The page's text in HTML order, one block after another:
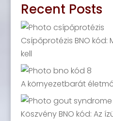
Recent Posts
Csípőprotézis BNO
kell
A környezetbarát
Köszvény BNO kód: Az